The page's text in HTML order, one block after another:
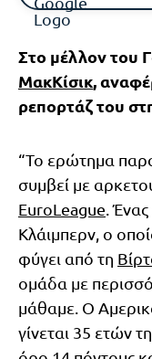
Στο μέλλον του
ΜακΚίσικ,
ρεπορτάζ του
“Το ερώτημα
συμβεί με
EuroLeague .
Κλάιμπερν, ο
φύγει από τη
ομάδα με
μάθαμε. Ο
γίνεται 35 ετών